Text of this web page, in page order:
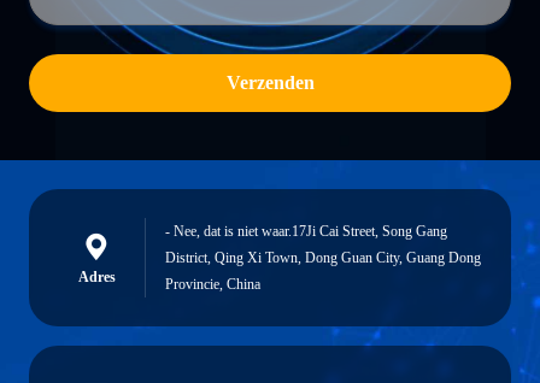
Verzenden
Adres
- Nee, dat is niet waar.17Ji Cai Street, Song Gang
District, Qing Xi Town, Dong Guan City, Guang Dong
Provincie, China